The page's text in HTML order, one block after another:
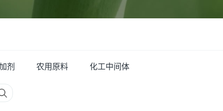
剂 农用原料 化工中间体